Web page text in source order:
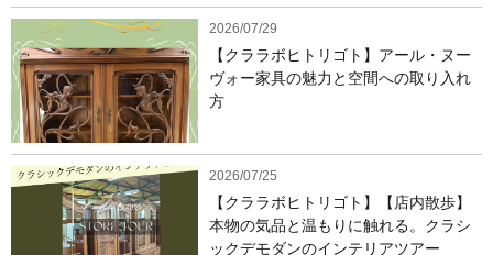
2026/07/29
【クララボヒトリゴト】アール・ヌー
ヴォー家具の魅力と空間への取り入れ
方
2026/07/25
【クララボヒトリゴト】【店内散歩】
本物の気品と温もりに触れる。クラシ
ックデモダンのインテリアツアー